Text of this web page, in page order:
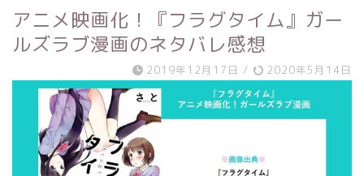
アニメ映画化！『フラグタイム』ガー
ルズラブ漫画のネタバレ感想
2019年12月17日 / 2020年5月14日